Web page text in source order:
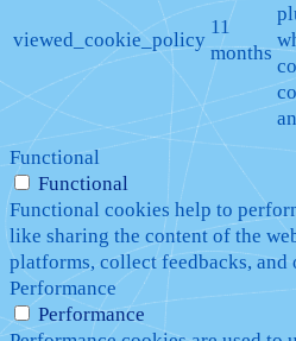
viewed_cookie_policy
11
months
Functional
Functional
Functional cookies help to
like sharing the content of the
platforms, collect feedbacks,
Performance
Performance